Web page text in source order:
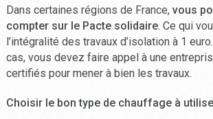
Dans certaines régions de France, vous
compter sur le Pacte solidaire. Ce qui
l’intégralité des travaux d’isolation à 1
cas, vous devez faire appel à une
certifiés pour mener à bien les travaux.
Choisir le bon type de chauffage à